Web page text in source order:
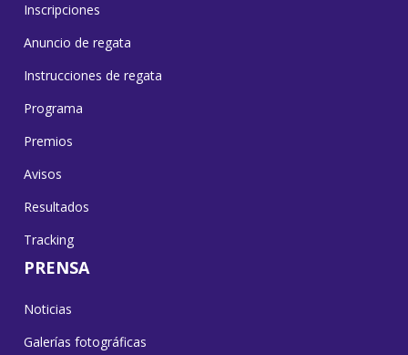
Inscripciones
Anuncio de regata
Instrucciones de regata
Programa
Premios
Avisos
Resultados
Tracking
PRENSA
Noticias
Galerías fotográficas